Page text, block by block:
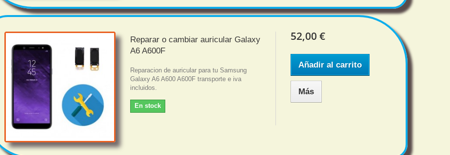
Reparar o cambiar auricular Galaxy
A6 A600F
Reparacion de auricular para tu Samsung
Galaxy A6 A600 A600F transporte e iva
incluidos.
En stock
52,00 €
Añadir al carrito
Más